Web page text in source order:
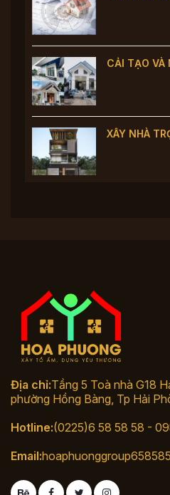
CẢI TẠO VÀ
XÂY NHÀ
Địa chỉ:Tầng 5 Toà nhà G18
phường Hồng Bàng, Tp Hải
Hotline:(0225)6 58 58 58 -
Email: